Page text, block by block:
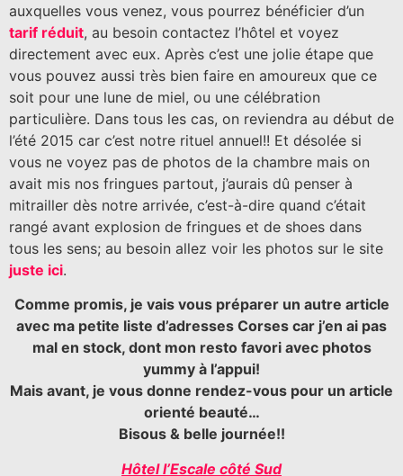
auxquelles vous venez, vous pourrez bénéficier d’un
tarif réduit, au besoin contactez l’hôtel et voyez
directement avec eux. Après c’est une jolie étape que
vous pouvez aussi très bien faire en amoureux que ce
soit pour une lune de miel, ou une célébration
particulière. Dans tous les cas, on reviendra au début de
l’été 2015 car c’est notre rituel annuel!! Et désolée si
vous ne voyez pas de photos de la chambre mais on
avait mis nos fringues partout, j’aurais dû penser à
mitrailler dès notre arrivée, c’est-à-dire quand c’était
rangé avant explosion de fringues et de shoes dans
tous les sens; au besoin allez voir les photos sur le site
juste ici.
Comme promis, je vais vous préparer un autre article
avec ma petite liste d’adresses Corses car j’en ai pas
mal en stock, dont mon resto favori avec photos
yummy à l’appui!
Mais avant, je vous donne rendez-vous pour un article
orienté beauté…
Bisous & belle journée!!
Hôtel l’Escale côté Sud